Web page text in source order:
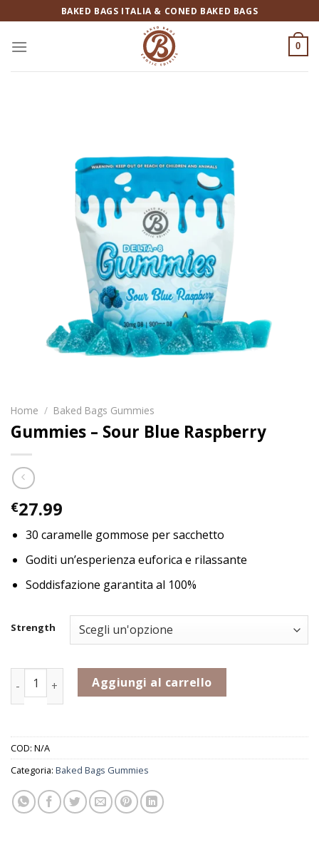
ai
contenuti
BAKED BAGS ITALIA & CONED BAKED BAGS
0
Home / Baked Bags Gummies
Gummies – Sour Blue Raspberry
€27.99
30 caramelle gommose per sacchetto
Goditi un’esperienza euforica e rilassante
Soddisfazione garantita al 100%
Strength
Gummies - Sour Blue Raspberry quantità
Aggiungi al carrello
COD: N/A
Categoria: Baked Bags Gummies